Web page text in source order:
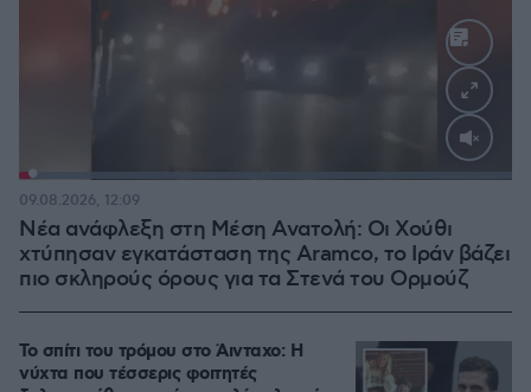
Νέα ανάφλεξη στη Μέση Ανατολή: Οι Χούθι
χτύπησαν εγκατάσταση της Aramco, το Ιράν βάζει
πιο σκληρούς όρους για τα Στενά του Ορμούζ
09.08.2026, 12:09
Το σπίτι του τρόμου στο Άινταχο: Η
νύχτα που τέσσερις φοιτητές